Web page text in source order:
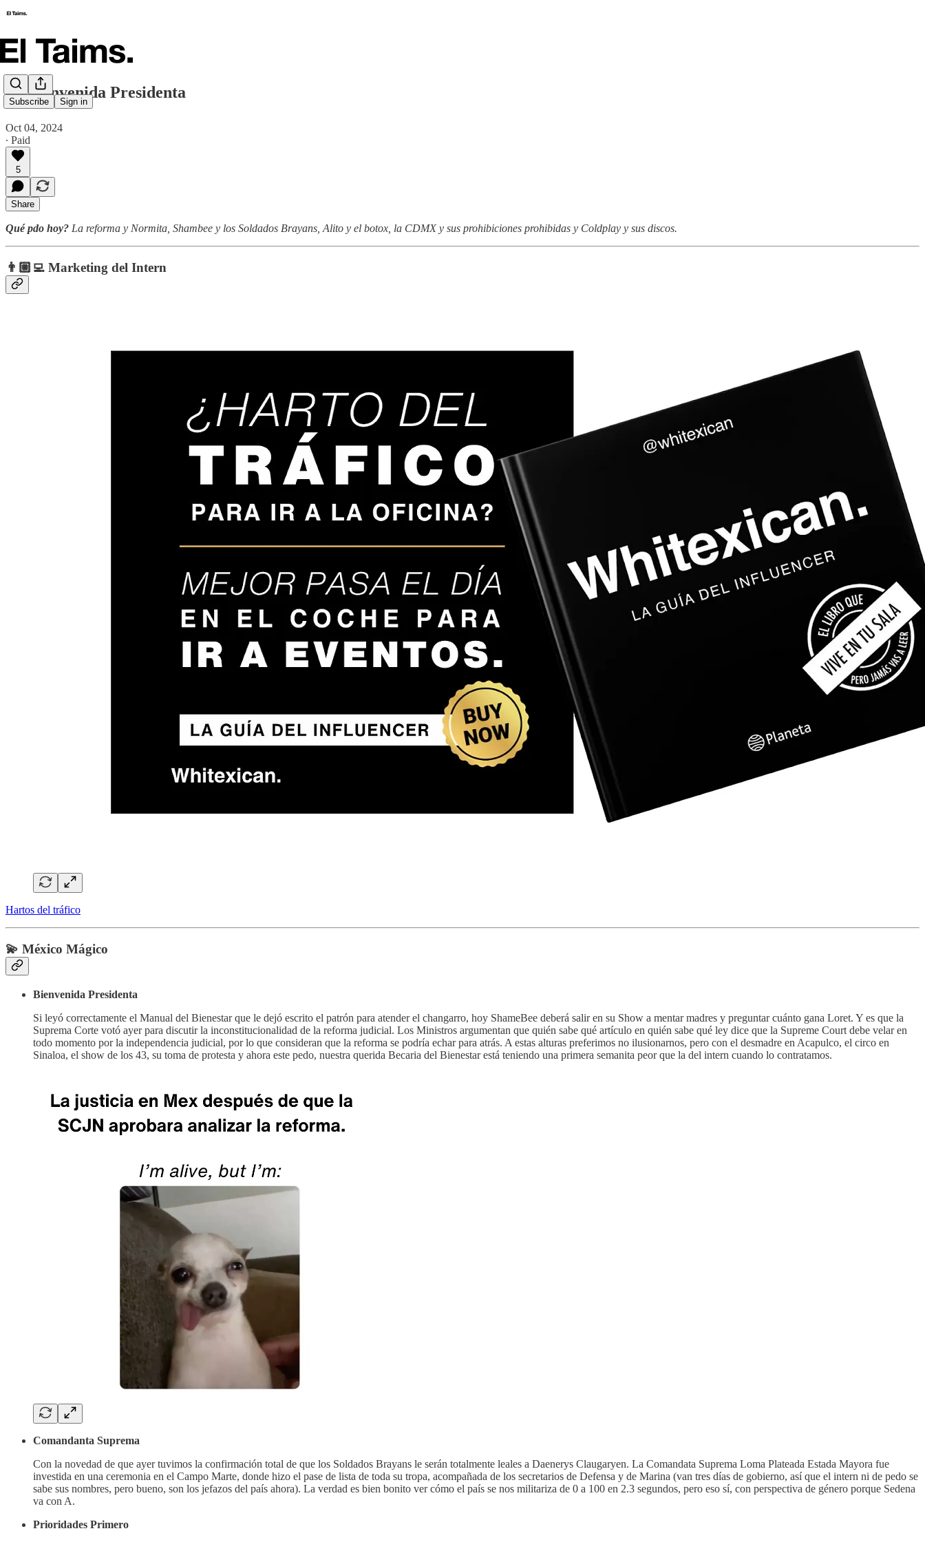
Subscribe Sign in
🗞️ Bienvenida Presidenta
Oct 04, 2024
∙ Paid
5
Share
Qué pdo hoy? La reforma y Normita, Shambee y los Soldados Brayans, Alito y el botox, la CDMX y sus prohibiciones prohibidas y Coldplay y sus discos.
👨🏼‍💻 Marketing del Intern
Hartos del tráfico
💫 México Mágico
Bienvenida Presidenta
Si leyó correctamente el Manual del Bienestar que le dejó escrito el patrón para atender el changarro, hoy ShameBee deberá salir en su Show a mentar madres y preguntar cuánto gana Loret. Y es que la
Suprema Corte votó ayer para discutir la inconstitucionalidad de la reforma judicial. Los Ministros argumentan que quién sabe qué artículo en quién sabe qué ley dice que la Supreme Court debe velar en
todo momento por la independencia judicial, por lo que consideran que la reforma se podría echar para atrás. A estas alturas preferimos no ilusionarnos, pero con el desmadre en Acapulco, el circo en
Sinaloa, el show de los 43, su toma de protesta y ahora este pedo, nuestra querida Becaria del Bienestar está teniendo una primera semanita peor que la del intern cuando lo contratamos.
Comandanta Suprema
Con la novedad de que ayer tuvimos la confirmación total de que los Soldados Brayans le serán totalmente leales a Daenerys Claugaryen. La Comandata Suprema Loma Plateada Estada Mayora fue
investida en una ceremonia en el Campo Marte, donde hizo el pase de lista de toda su tropa, acompañada de los secretarios de Defensa y de Marina (van tres días de gobierno, así que el intern ni de pedo se
sabe sus nombres, pero bueno, son los jefazos del país ahora). La verdad es bien bonito ver cómo el país se nos militariza de 0 a 100 en 2.3 segundos, pero eso sí, con perspectiva de género porque Sedena
va con A.
Prioridades Primero